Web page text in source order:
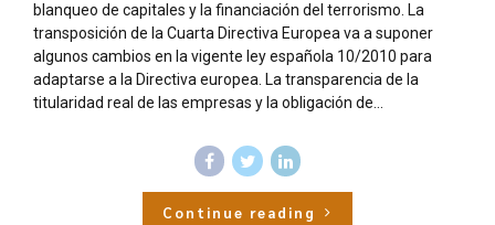
blanqueo de capitales y la financiación del terrorismo. La
transposición de la Cuarta Directiva Europea va a suponer
algunos cambios en la vigente ley española 10/2010 para
adaptarse a la Directiva europea. La transparencia de la
titularidad real de las empresas y la obligación de...
Continue reading